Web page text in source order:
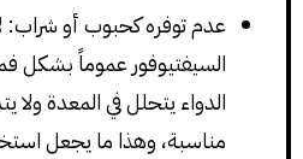
عدم توفره كحبوب أو شراب:
السيفتيوفور عموماً بشكل
الدواء يتحلل في المعدة
مناسبة، وهذا ما يجعل